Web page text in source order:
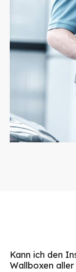
Kann ich den
Wallboxen